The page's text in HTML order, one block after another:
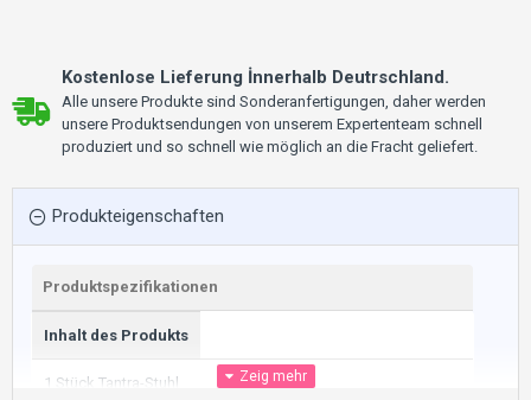
Kostenlose Lieferung İnnerhalb Deutrschland.
Alle unsere Produkte sind Sonderanfertigungen, daher werden
unsere Produktsendungen von unserem Expertenteam schnell
produziert und so schnell wie möglich an die Fracht geliefert.
Produkteigenschaften
Produktspezifikationen
Inhalt des Produkts
1 Stück Tantra-Stuhl